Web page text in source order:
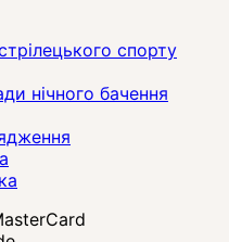
спорту
нічного бачення